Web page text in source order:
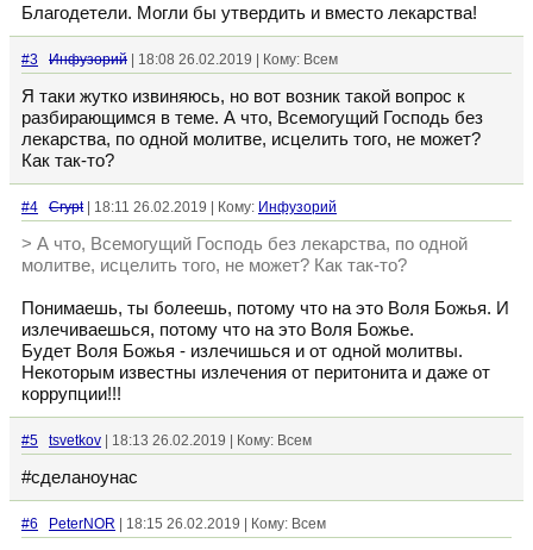
Благодетели. Могли бы утвердить и вместо лекарства!
#3 Инфузорий | 18:08 26.02.2019 | Кому: Всем
Я таки жутко извиняюсь, но вот возник такой вопрос к
разбирающимся в теме. А что, Всемогущий Господь без
лекарства, по одной молитве, исцелить того, не может?
Как так-то?
#4 Crypt| 18:11 26.02.2019 | Кому: Инфузорий
> А что, Всемогущий Господь без лекарства, по одной
молитве, исцелить того, не может? Как так-то?
Понимаешь, ты болеешь, потому что на это Воля Божья. И
излечиваешься, потому что на это Воля Божье.
Будет Воля Божья - излечишься и от одной молитвы.
Некоторым известны излечения от перитонита и даже от
коррупции!!!
#5 tsvetkov | 18:13 26.02.2019 | Кому: Всем
#сделаноунас
#6 PeterNOR | 18:15 26.02.2019 | Кому: Всем